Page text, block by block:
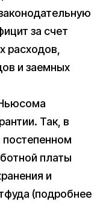
за счет
расходов,
и заемных
Так, в
постепенном
платы
и
(подробнее